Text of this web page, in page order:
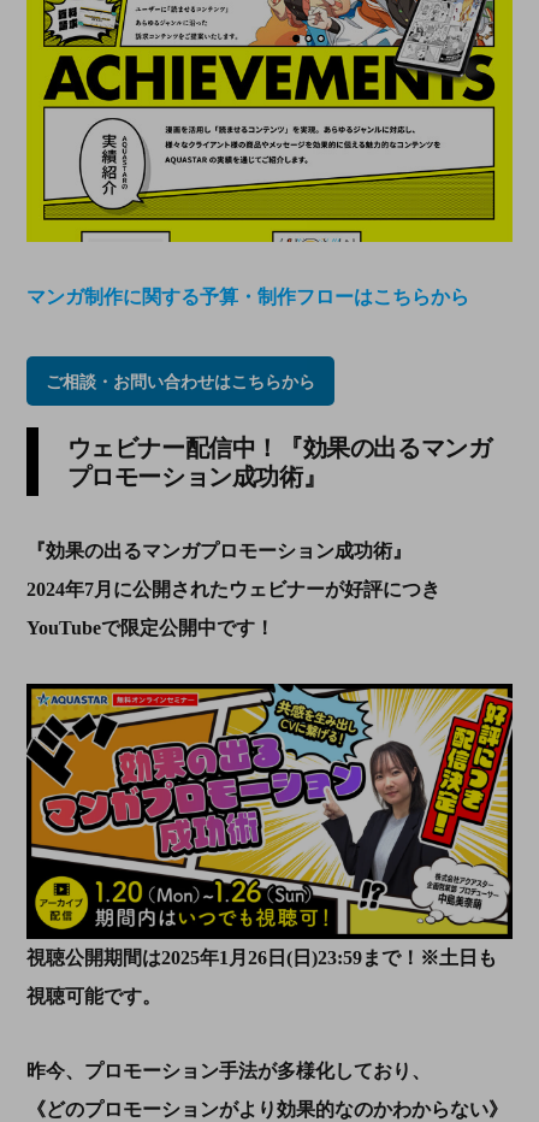
マンガ制作に関する予算・制作フローはこちらから
ご相談・お問い合わせはこちらから
ウェビナー配信中！『効果の出るマンガ
プロモーション成功術』
『効果の出るマンガプロモーション成功術』
2024年7月に公開されたウェビナーが好評につき
YouTubeで限定公開中です！
視聴公開期間は2025年1月26日(日)23:59まで！※土日も
視聴可能です。
昨今、プロモーション手法が多様化しており、
《どのプロモーションがより効果的なのかわからない》